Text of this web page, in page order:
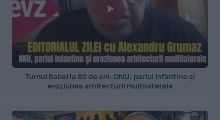
Turnul Babel la 80 de ani: ONU, pariul Infantino și
eroziunea arhitecturii multilaterale